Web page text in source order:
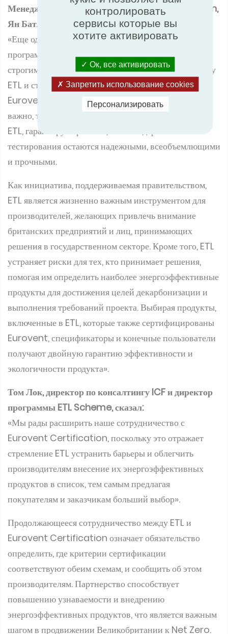
Менеджер по партнерству Eurovent Certification,
Ян Батлер, сказал:
«Еще одна веха была пройдена с согласованием
программ Eurovent Certified Heat Pump со
строгими критериями ETL. Создание синергии между
ETL и сторонними сертификатами, такими как
Eurovent Certified Performance, жизненно
важно, так как это упрощает процесс вступления в
ETL, гарантируя при этом, что стандарты
тестирования остаются надежными, всеобъемлющими
и прочными.
Как инициатива, поддерживаемая правительством,
ETL является жизненно важным инструментом для
производителей, желающих привлечь внимание
британских предприятий и лиц, принимающих
решения в государственном секторе. Кроме того, ETL
устраняет риски для тех, кто принимает решения,
помогая им определить наиболее энергоэффективные
продукты для достижения целей декарбонизации и
выполнения требований проекта. Выбирая продукты,
включенные в ETL, которые также сертифицированы
Eurovent, спецификаторы и конечные пользователи
получают двойную гарантию эффективности и
экологичности продукта».
Том Лок, директор по консалтингу ICF и директор
программы ETL Scheme, сказал:
«Мы рады расширить наше сотрудничество с
Eurovent Certification, поскольку это отражает
стремление ETL устранить барьеры и облегчить
производителям внесение их энергоэффективных
продуктов в список, тем самым предлагая
покупателям и заказчикам больший выбор».
Продолжающееся сотрудничество между ETL и
Eurovent Certification означает обязательство
определить, где критерии сертификации
соответствуют обеим схемам, и сообщить об этом
производителям. Партнерство способствует
повышению узнаваемости и внедрению
энергоэффективных продуктов, что является важным
шагом в продвижении Великобритании к Net Zero.
контролировать
сервисы которые вы
хотите активировать
Ок, все активировать
Запретить использование cookies
Персонализировать